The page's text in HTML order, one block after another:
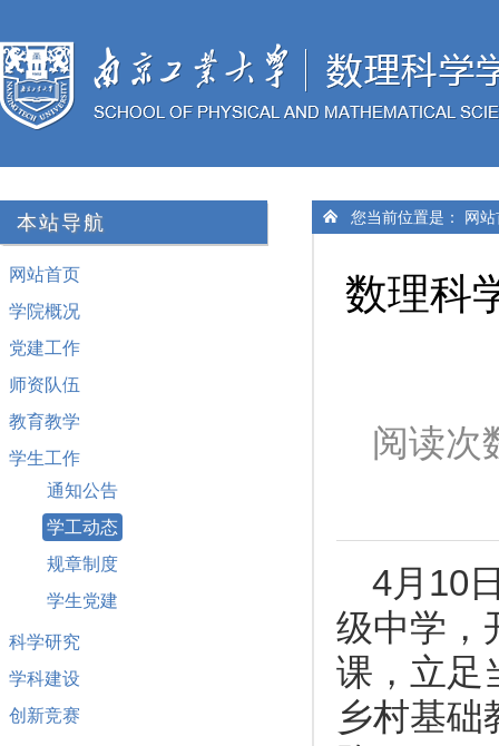
本站导航
网站首页
学院概况
党建工作
师资队伍
教育教学
学生工作
通知公告
学工动态
规章制度
学生党建
科学研究
学科建设
创新竞赛
您当前位置是： 网
数理科
阅读次
4月10
级中学，
课，立足
乡村基础